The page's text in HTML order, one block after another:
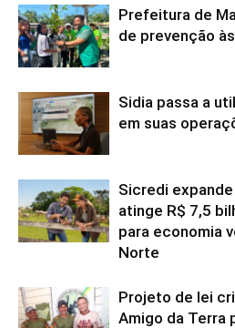
Prefeitura de
de prevenção
Sidia passa a
em suas
Sicredi
atinge R$ 7,5
para economia
Norte
Projeto de lei
Amigo da Terra